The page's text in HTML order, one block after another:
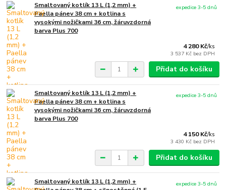
Smaltovaný kotlík 13 L (1,2 mm) +
Paella pánev 38 cm + kotlina s
vysokými nožičkami 36 cm, žáruvzdorná
barva Plus 700
4 280 Kč/ks
3 537 Kč bez DPH
expedice 3-5 dnů
Přidat do košíku
Smaltovaný kotlík 13 L (1,2 mm) +
Paella pánev 38 cm + kotlina s
vysokými nožičkami 36 cm, žáruvzdorná
barva Plus 700
4 150 Kč/ks
3 430 Kč bez DPH
expedice 3-5 dnů
Přidat do košíku
Smaltovaný kotlík 13 L (1,2 mm) +
expedice 3-5 dnů